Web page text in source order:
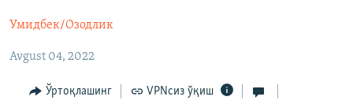
Умидбек/Озодлик
Avgust 04, 2022
Ўртоқлашинг VPNсиз ўқиш